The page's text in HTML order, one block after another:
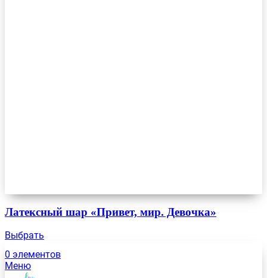
0 элементов
Меню
Латексный шар «Привет, мир. Девочка»
Выбрать